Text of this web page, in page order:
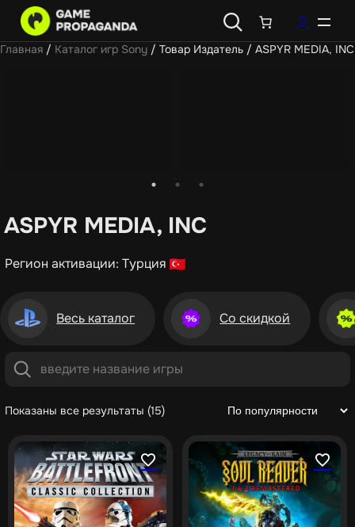
Главная / Каталог игр Sony / Товар Издатель / ASPYR MEDIA, INC
ASPYR MEDIA, INC
Регион активации: Турция
Весь каталог Со скидкой
Показаны все результаты (15)